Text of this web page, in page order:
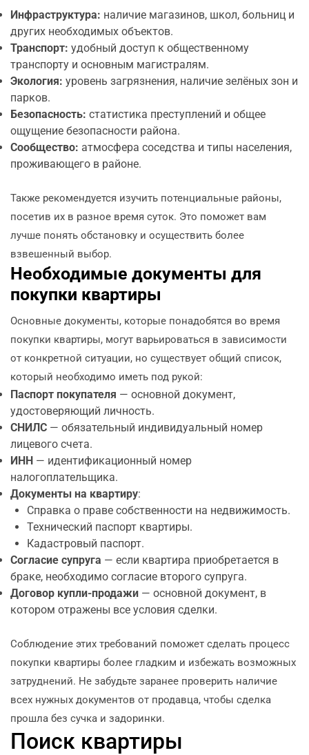
Инфраструктура: наличие магазинов, школ, больниц и
других необходимых объектов.
Транспорт: удобный доступ к общественному
транспорту и основным магистралям.
Экология: уровень загрязнения, наличие зелёных зон и
парков.
Безопасность: статистика преступлений и общее
ощущение безопасности района.
Сообщество: атмосфера соседства и типы населения,
проживающего в районе.
Также рекомендуется изучить потенциальные районы,
посетив их в разное время суток. Это поможет вам
лучше понять обстановку и осуществить более
взвешенный выбор.
Необходимые документы для
покупки квартиры
Основные документы, которые понадобятся во время
покупки квартиры, могут варьироваться в зависимости
от конкретной ситуации, но существует общий список,
который необходимо иметь под рукой:
Паспорт покупателя — основной документ,
удостоверяющий личность.
СНИЛС — обязательный индивидуальный номер
лицевого счета.
ИНН — идентификационный номер
налогоплательщика.
Документы на квартиру:
Справка о праве собственности на недвижимость.
Технический паспорт квартиры.
Кадастровый паспорт.
Согласие супруга — если квартира приобретается в
браке, необходимо согласие второго супруга.
Договор купли-продажи — основной документ, в
котором отражены все условия сделки.
Соблюдение этих требований поможет сделать процесс
покупки квартиры более гладким и избежать возможных
затруднений. Не забудьте заранее проверить наличие
всех нужных документов от продавца, чтобы сделка
прошла без сучка и задоринки.
Поиск квартиры